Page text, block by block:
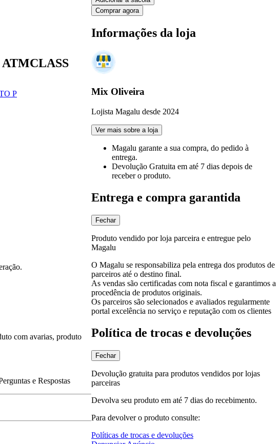
ATMCLASS
P
com avarias, produto
e Respostas
Comprar agora
Informações da loja
Mix Oliveira
Lojista Magalu desde 2024
Ver mais sobre a loja
Magalu garante a sua compra, do pedido à
entrega.
Devolução Gratuita em até 7 dias depois de
receber o produto.
Entrega e compra garantida
Fechar
Produto vendido por loja parceira e entregue pelo
Magalu
O Magalu se responsabiliza pela entrega dos produtos de
parceiros até o destino final.
As vendas são certificadas com nota fiscal e garantimos a
procedência de produtos originais.
Os parceiros são selecionados e avaliados regularmente
portal excelência no serviço e reputação com os clientes
Política de trocas e devoluções
Fechar
Devolução gratuita para produtos vendidos por lojas
parceiras
Devolva seu produto em até 7 dias do recebimento.
Para devolver o produto consulte:
Políticas de trocas e devoluções